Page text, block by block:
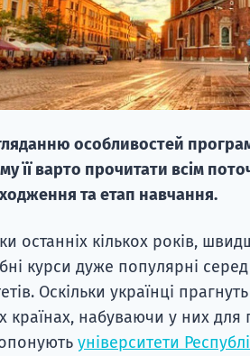
особливостей
її варто прочитати всім
та етап навчання.
останніх кількох років,
курси дуже популярні
Оскільки українці
країнах, набуваючи у них для
університети